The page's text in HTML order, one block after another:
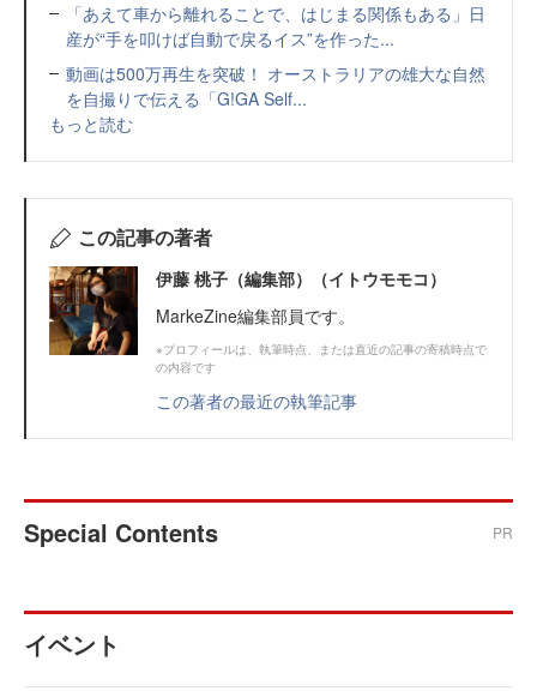
「あえて車から離れることで、はじまる関係もある」日
産が“手を叩けば自動で戻るイス”を作った...
動画は500万再生を突破！ オーストラリアの雄大な自然
を自撮りで伝える「G!GA Self...
もっと読む
この記事の著者
伊藤 桃子（編集部）（イトウモモコ）
MarkeZine編集部員です。
※プロフィールは、執筆時点、または直近の記事の寄稿時点で
の内容です
この著者の最近の執筆記事
Special Contents PR
イベント